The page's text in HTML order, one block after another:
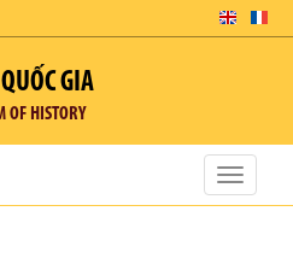
GIA
OF HISTORY
Toggle